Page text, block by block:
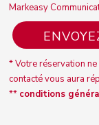
Markeasy
* Votre réservation
contacté vous aura
** conditions